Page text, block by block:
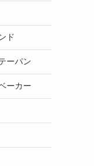
ド
ーパン
ーカー